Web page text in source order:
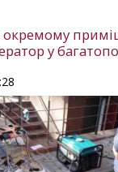
окремому
у